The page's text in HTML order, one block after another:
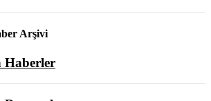
Arşivi
Haberler